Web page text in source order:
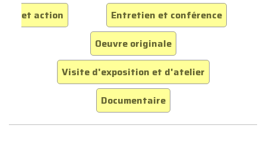
et action
Entretien et conférence
Oeuvre originale
Visite d'exposition et d'atelier
Documentaire